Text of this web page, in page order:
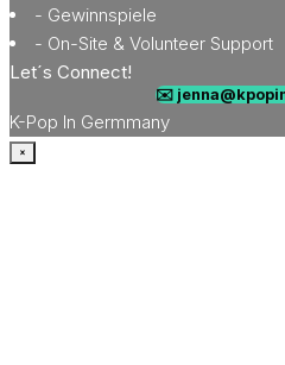
- Gewinnspiele
- On-Site & Volunteer Support
Let´s Connect!
✉️
K-Pop In Germmany
×